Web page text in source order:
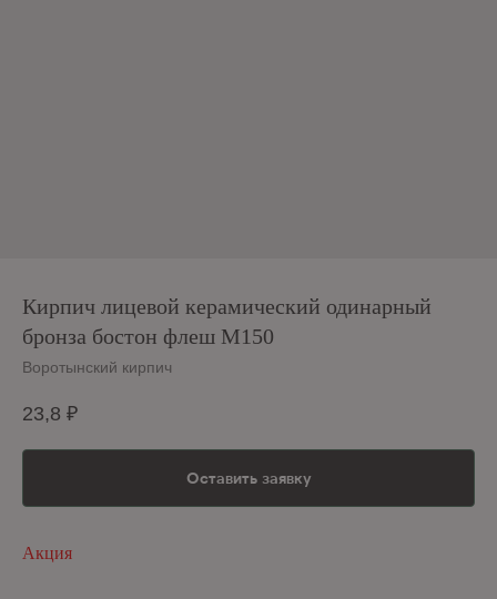
Кирпич лицевой керамический одинарный
бронза бостон флеш М150
Воротынский кирпич
23,8 ₽
Оставить заявку
Акция